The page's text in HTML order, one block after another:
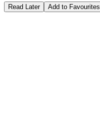
Read Later Add to Favourites